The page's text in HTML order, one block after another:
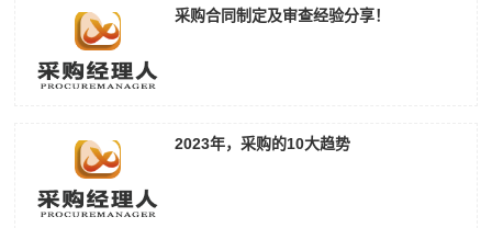
采购合同制定及审查经验分享！
2023年，采购的10大趋势